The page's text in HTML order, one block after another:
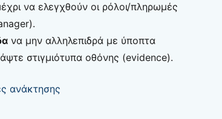
να ελεγχθούν οι ρόλοι/πληρωμές
να μην αλληλεπιδρά με ύποπτα
στιγμιότυπα οθόνης (evidence).
ανάκτησης